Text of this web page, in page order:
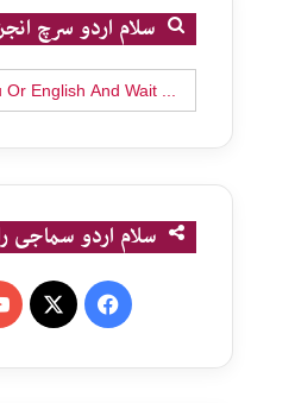
سلام اردو سرچ
Search
for:
سلام اردو سماجی
Facebook
X